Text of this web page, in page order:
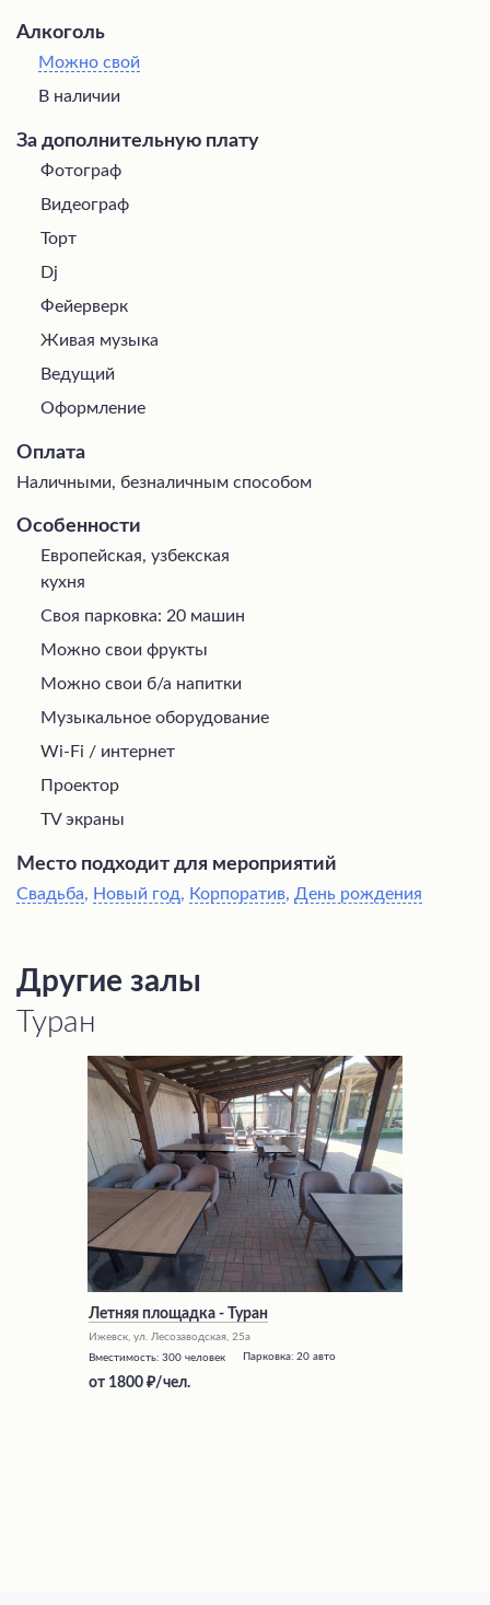
Алкоголь
Можно свой
В наличии
За дополнительную плату
Фотограф
Видеограф
Торт
Dj
Фейерверк
Живая музыка
Ведущий
Оформление
Оплата
Наличными, безналичным способом
Особенности
Европейская, узбекская
кухня
Своя парковка: 20 машин
Можно свои фрукты
Можно свои б/а напитки
Музыкальное оборудование
Wi-Fi / интернет
Проектор
TV экраны
Место подходит для мероприятий
Свадьба, Новый год, Корпоратив, День рождения
Другие залы
Туран
Летняя площадка - Туран
Ижевск, ул. Лесозаводская, 25а
Вместимость: 300 человек Парковка: 20 авто
от 1800 /чел.